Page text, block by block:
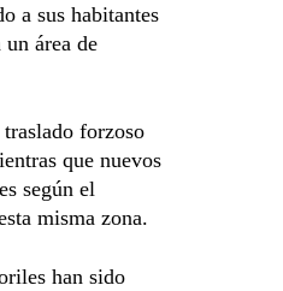
a sus habitantes
área de
forzoso
que nuevos
según el
misma zona.
han sido